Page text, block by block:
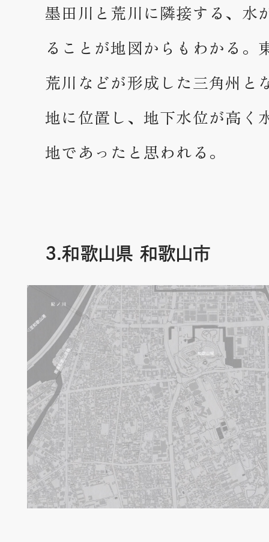
墨田川と荒川に隣接する、水
ることが地図からもわかる。
荒川などが形成した三角州と
地に位置し、地下水位が高く
地であったと思われる。
3.和歌山県 和歌山市